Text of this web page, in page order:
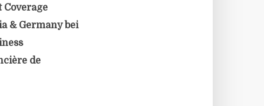
Coverage
& Germany bei
de